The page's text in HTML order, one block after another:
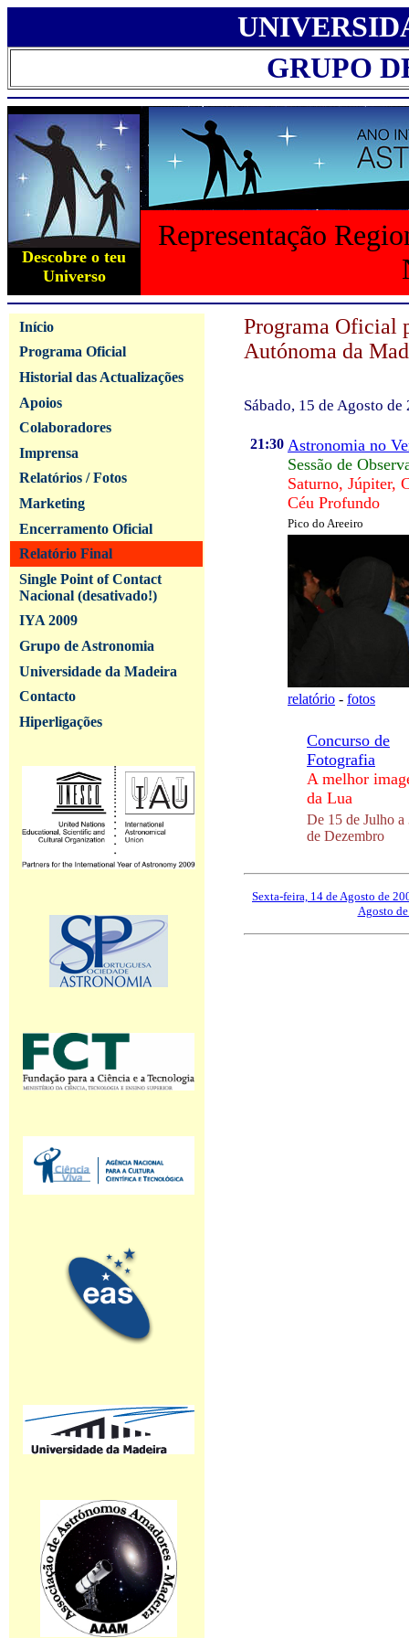
GRUPO
Descobre o teu
Universo
Representação
Início
Programa Oficial
Historial das Actualizações
Apoios
Colaboradores
Imprensa
Relatórios / Fotos
Marketing
Encerramento Oficial
Relatório Final
Single Point of Contact
Nacional (desativado!)
IYA 2009
Grupo de Astronomia
Universidade da Madeira
Contacto
Hiperligações
Programa Oficial
Autónoma da
Sábado, 15 de Agosto de
21:30 Astronomia no
Sessão de
Saturno, Júpiter,
Céu Profundo
Pico do Areeiro
relatório - fotos
Concurso de
Fotografia
A melhor
da Lua
De 15 de Julho a
de Dezembro
Sexta-feira, 14 de Agosto de
Agosto